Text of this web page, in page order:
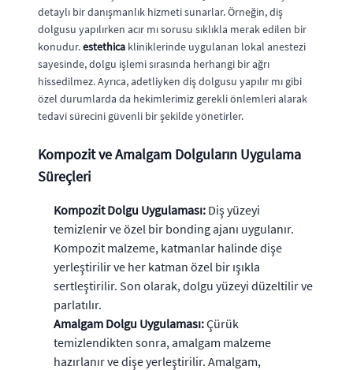
detaylı bir danışmanlık hizmeti sunarlar. Örneğin, diş
dolgusu yapılırken acır mı sorusu sıklıkla merak edilen bir
konudur.estethica kliniklerinde uygulanan lokal anestezi
sayesinde, dolgu işlemi sırasında herhangi bir ağrı
hissedilmez. Ayrıca, adetliyken diş dolgusu yapılır mı gibi
özel durumlarda da hekimlerimiz gerekli önlemleri alarak
tedavi sürecini güvenli bir şekilde yönetirler.
Kompozit ve Amalgam Dolguların Uygulama
Süreçleri
Kompozit Dolgu Uygulaması: Diş yüzeyi
temizlenir ve özel bir bonding ajanı uygulanır.
Kompozit malzeme, katmanlar halinde dişe
yerleştirilir ve her katman özel bir ışıkla
sertleştirilir. Son olarak, dolgu yüzeyi düzeltilir ve
parlatılır.
Amalgam Dolgu Uygulaması:Çürük
temizlendikten sonra, amalgam malzeme
hazırlanır ve dişe yerleştirilir. Amalgam,